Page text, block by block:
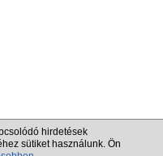
hirdetések
sütiket használunk. Ön